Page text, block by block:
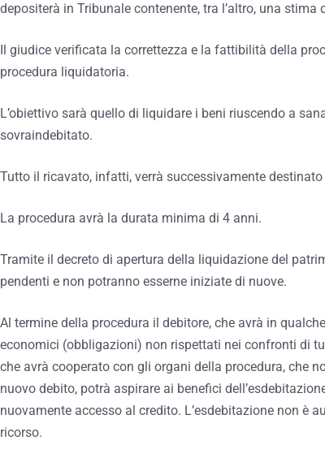
depositerà in Tribunale contenente, tra l’altro, una
Il giudice verificata la correttezza e la fattibilità della
procedura liquidatoria.
L’obiettivo sarà quello di liquidare i beni riuscendo a
sovraindebitato.
Tutto il ricavato, infatti, verrà successivamente
La procedura avrà la durata minima di 4 anni.
Tramite il decreto di apertura della liquidazione del
pendenti e non potranno esserne iniziate di nuove.
Al termine della procedura il debitore, che avrà in
economici (obbligazioni) non rispettati nei confronti di
che avrà cooperato con gli organi della procedura, che
nuovo debito, potrà aspirare ai benefici
nuovamente accesso al credito. L’esdebitazione non è
ricorso.